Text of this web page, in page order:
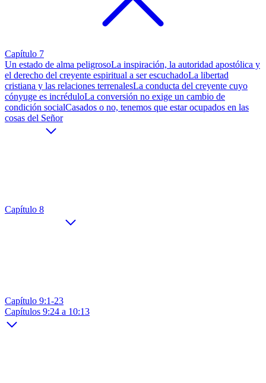
Capítulo 7
Un estado de alma peligrosoLa inspiración, la autoridad apostólica y
el derecho del creyente espiritual a ser escuchadoLa libertad
cristiana y las relaciones terrenalesLa conducta del creyente cuyo
cónyuge es incréduloLa conversión no exige un cambio de
condición socialCasados o no, tenemos que estar ocupados en las
cosas del Señor
Capítulo 8
Capítulo 9:1-23
Capítulos 9:24 a 10:13